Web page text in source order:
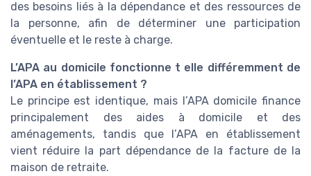
des besoins liés à la dépendance et des ressources de
la personne, afin de déterminer une participation
éventuelle et le reste à charge.
L’APA au domicile fonctionne t elle différemment de
l’APA en établissement ?
Le principe est identique, mais l’APA domicile finance
principalement des aides à domicile et des
aménagements, tandis que l’APA en établissement
vient réduire la part dépendance de la facture de la
maison de retraite.